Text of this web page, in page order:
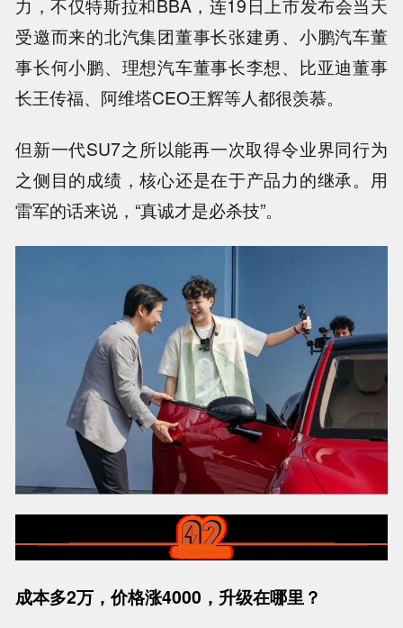
力，不仅特斯拉和BBA，连19日上市发布会当天
受邀而来的北汽集团董事长张建勇、小鹏汽车董
事长何小鹏、理想汽车董事长李想、比亚迪董事
长王传福、阿维塔CEO王辉等人都很羡慕。
但新一代SU7之所以能再一次取得令业界同行为
之侧目的成绩，核心还是在于产品力的继承。用
雷军的话来说，“真诚才是必杀技”。
成本多2万，价格涨4000 ，升级在哪里？